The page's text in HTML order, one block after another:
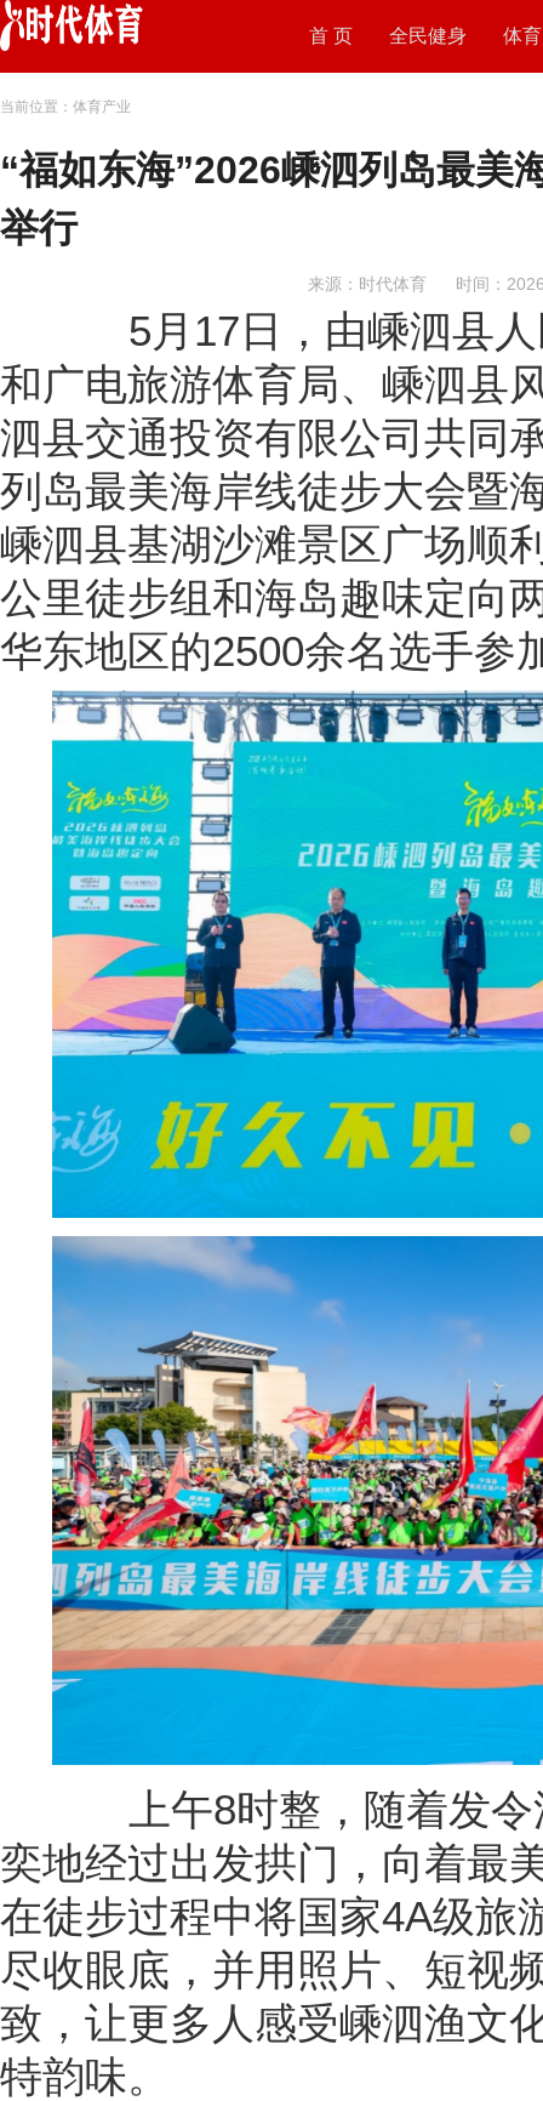
首 页 全民健身 体
当前位置：体育产业
“福如东海”2026嵊泗列岛最美
举行
来源：时代体育 时间：
5月17日，由嵊泗县人
和广电旅游体育局、嵊泗县
泗县交通投资有限公司共同
列岛最美海岸线徒步大会暨
嵊泗县基湖沙滩景区广场顺
公里徒步组和海岛趣味定向
华东地区的2500余名选手参
上午8时整，随着发令
奕地经过出发拱门，向着最
在徒步过程中将国家4A级旅
尽收眼底，并用照片、短视
致，让更多人感受嵊泗渔文
特韵味。